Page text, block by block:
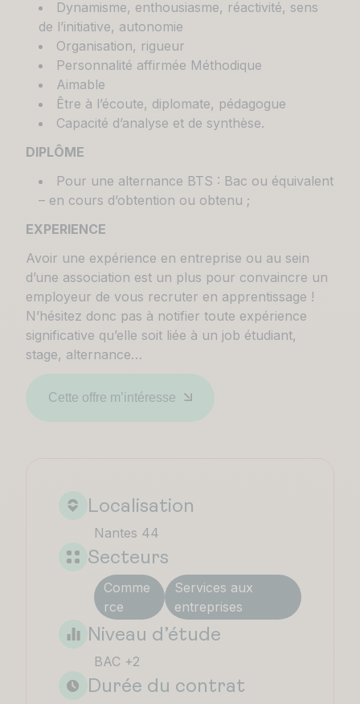
Dynamisme, enthousiasme, réactivité, sens
de l’initiative, autonomie
Organisation, rigueur
Personnalité affirmée Méthodique
Aimable
Être à l’écoute, diplomate, pédagogue
Capacité d’analyse et de synthèse.
DIPLÔME
Pour une alternance BTS : Bac ou équivalent
– en cours d’obtention ou obtenu ;
EXPERIENCE
Avoir une expérience en entreprise ou au sein
d’une association est un plus pour convaincre un
employeur de vous recruter en apprentissage !
N’hésitez donc pas à notifier toute expérience
significative qu’elle soit liée à un job étudiant,
stage, alternance…
Cette offre m’intéresse
Localisation
Nantes 44
Secteurs
Comme
rce
Services aux
entreprises
Niveau d’étude
BAC +2
Durée du contrat